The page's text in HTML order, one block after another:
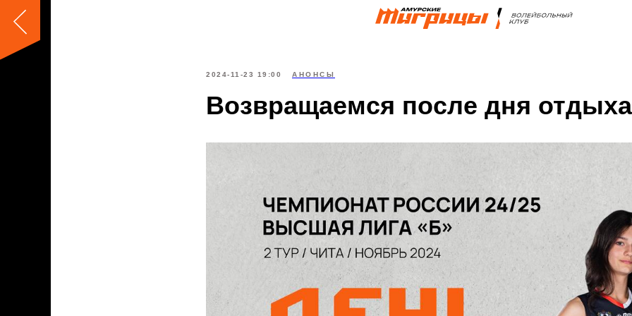
2024-11-23 19:00 АНОНСЫ
Возвращаемся после дня